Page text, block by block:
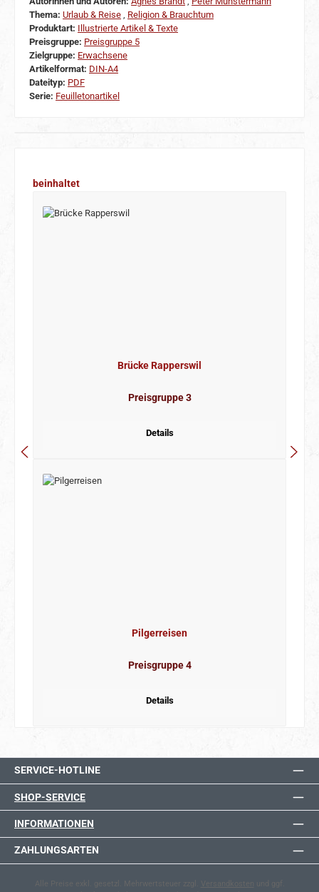
Thema: Urlaub & Reise , Religion & Brauchtum
Produktart: Illustrierte Artikel & Texte
Preisgruppe: Preisgruppe 5
Zielgruppe: Erwachsene
Artikelformat: DIN-A4
Dateityp: PDF
Serie: Feuilletonartikel
Produktgalerie überspringen
beinhaltet
Brücke Rapperswil
Preisgruppe 3
Details
Pilgerreisen
Preisgruppe 4
Details
SERVICE-HOTLINE
SHOP-SERVICE
INFORMATIONEN
ZAHLUNGSARTEN
Alle Preise exkl. gesetzl. Mehrwertsteuer zzgl. Versandkosten
und ggf.